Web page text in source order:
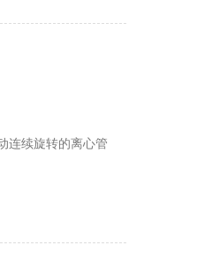
连续旋转的离心管